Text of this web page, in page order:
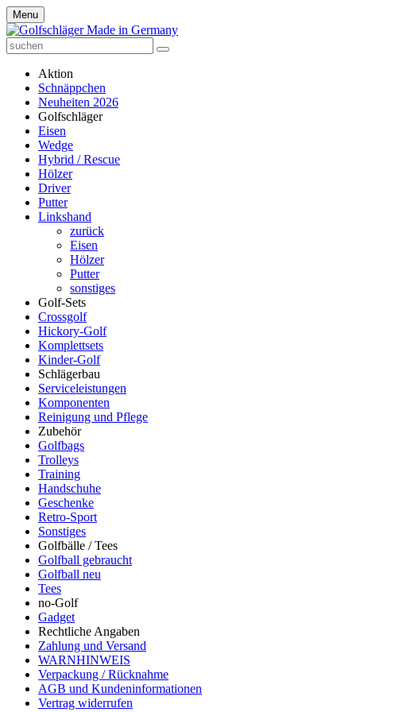
Menu
Aktion
Schnäppchen
Neuheiten 2026
Golfschläger
Eisen
Wedge
Hybrid / Rescue
Hölzer
Driver
Putter
Linkshand
zurück
Eisen
Hölzer
Putter
sonstiges
Golf-Sets
Crossgolf
Hickory-Golf
Komplettsets
Kinder-Golf
Schlägerbau
Serviceleistungen
Komponenten
Reinigung und Pflege
Zubehör
Golfbags
Trolleys
Training
Handschuhe
Geschenke
Retro-Sport
Sonstiges
Golfbälle / Tees
Golfball gebraucht
Golfball neu
Tees
no-Golf
Gadget
Rechtliche Angaben
Zahlung und Versand
WARNHINWEIS
Verpackung / Rücknahme
AGB und Kundeninformationen
Vertrag widerrufen